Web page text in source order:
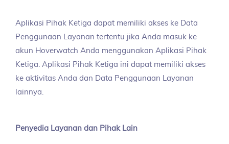
Aplikasi Pihak Ketiga dapat memiliki akses ke Data
Penggunaan Layanan tertentu jika Anda masuk ke
akun Hoverwatch Anda menggunakan Aplikasi Pihak
Ketiga. Aplikasi Pihak Ketiga ini dapat memiliki akses
ke aktivitas Anda dan Data Penggunaan Layanan
lainnya.
Penyedia Layanan dan Pihak Lain